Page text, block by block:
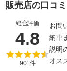
販売店の口コミ
総合評価
4.8
901件
お問
納車
説明
オス